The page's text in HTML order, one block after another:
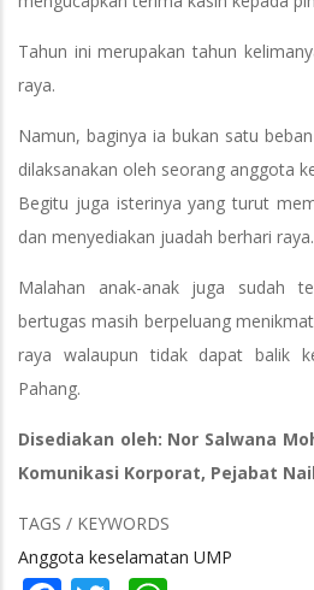
Tahun ini merupakan tahun
raya.
Namun, baginya ia bukan satu
dilaksanakan oleh seorang anggota
Begitu juga isterinya yang turut
dan menyediakan juadah berhari raya.
Malahan anak-anak juga sudah
bertugas masih berpeluang
raya walaupun tidak dapat balik
Pahang.
Disediakan oleh: Nor Salwana
Komunikasi Korporat, Pejabat
TAGS / KEYWORDS
Anggota keselamatan UMP